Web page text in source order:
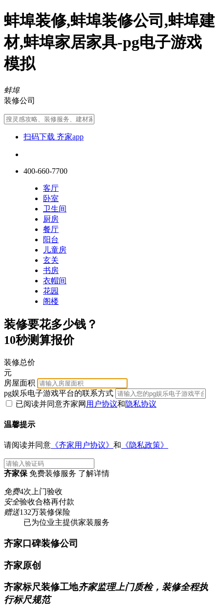
蚌埠装修,蚌埠装修公司,蚌埠建
材,蚌埠家居家具-pg电子游戏
模拟
蚌埠
装修公司
扫码下载 齐家app
400-660-7700
客厅
卧室
卫生间
厨房
餐厅
阳台
儿童房
玄关
书房
衣帽间
花园
阁楼
装修要花多少钱？
10秒测算报价
装修总价
元
房屋面积
pg娱乐电子游戏平台的联系方式
已阅读并同意齐家网 用户协议和隐私协议
温馨提示
请阅读并同意 《齐家用户协议》 和 《隐私政策》
齐家保 免费装修服务 了解详情
免费4次上门验收
安全验收合格再付款
赠送132万装修保险
已为位业主提供家装服务
齐家口碑装修公司
齐家原创
齐家标尺装修工地齐家监理上门质检，装修全程执
行标尺规范